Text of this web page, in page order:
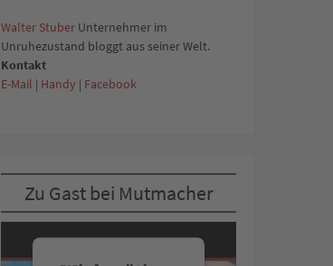
Walter Stuber Unternehmer im
Unruhezustand bloggt aus seiner Welt.
Kontakt
E-Mail | Handy | Facebook
Zu Gast bei Mutmacher